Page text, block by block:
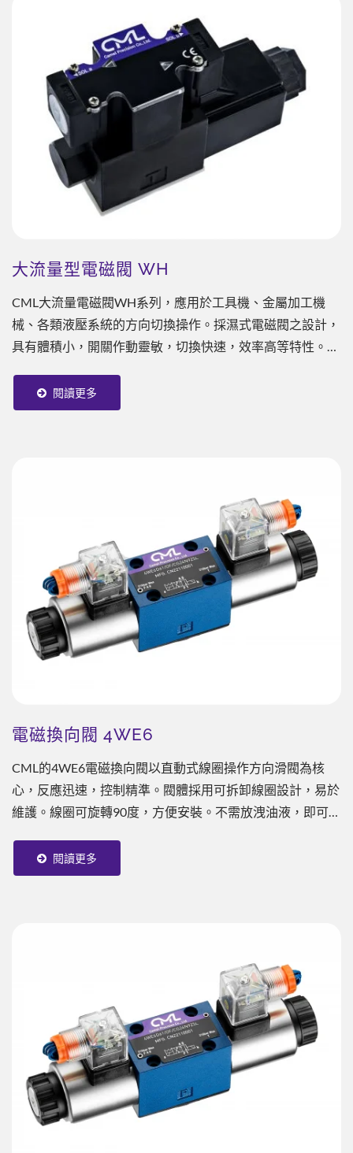
大流量型電磁閥 WH
CML大流量電磁閥WH系列，應用於工具機、金屬加工機
械、各類液壓系統的方向切換操作。採濕式電磁閥之設計，
具有體積小，開關作動靈敏，切換快速，效率高等特性。適
徑與10通徑兩種尺寸，接線盒與插頭式線圈兩種配電方式，
適用於50...
閱讀更多
電磁換向閥 4WE6
CML的4WE6電磁換向閥以直動式線圈操作方向滑閥為核
心，反應迅速，控制精準。閥體採用可拆卸線圈設計，易於
維護。線圈可旋轉90度，方便安裝。不需放洩油液，即可更
DIN等國際標準。6通徑尺寸，接線盒與插頭式線圈兩種配
電方式，適用於50...
閱讀更多